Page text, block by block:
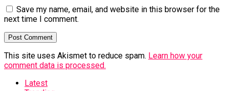
Save my name, email, and website in this browser for the
next time I comment.
This site uses Akismet to reduce spam. Learn how your
comment data is processed.
Latest